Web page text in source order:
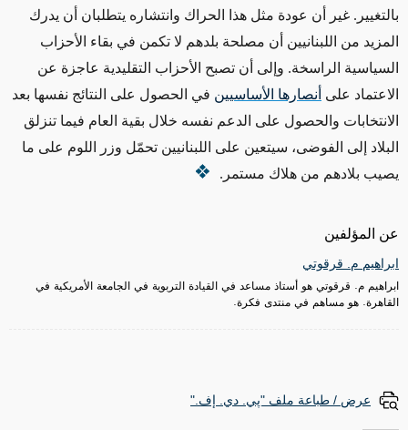
عن المؤلفين
ابراهيم م. قرقوتي
ابراهيم م. قرقوتي هو أستاذ مساعد في القيادة التربوية في الجامعة الأمريكية في
القاهرة. هو مساهم في منتدى فكرة.
بالتغيير. غير أن عودة مثل هذا الحراك وانتشاره يتطلبان أن يدرك
المزيد من اللبنانيين أن مصلحة بلدهم لا تكمن في بقاء الأحزاب
السياسية الراسخة. وإلى أن تصبح الأحزاب التقليدية عاجزة عن
الاعتماد على أنصارها الأساسيين في الحصول على النتائج نفسها بعد
الانتخابات والحصول على الدعم نفسه خلال بقية العام فيما تنزلق
البلاد إلى الفوضى، سيتعين على اللبنانيين تحمّل وزر اللوم على ما
يصيب بلادهم من هلاك مستمر.
عرض / طباعة ملف "پي. دي. إف."